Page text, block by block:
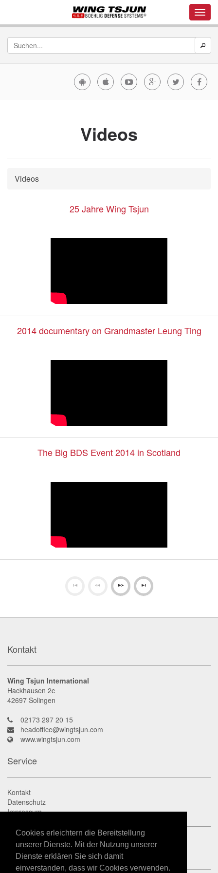
Cookies erleichtern die Bereitstellung
unserer Dienste. Mit der Nutzung unserer
Dienste erklären Sie sich damit
einverstanden, dass wir Cookies verwenden.
Videos
Videos
25 Jahre Wing Tsjun
2014 documentary on Grandmaster Leung Ting
The Big BDS Event 2014 in Scotland
Kontakt
Wing Tsjun International
Hackhausen 2c
42697 Solingen
02173 297 20 15
headoffice@wingtsjun.com
www.wingtsjun.com
Service
Kontakt
Datenschutz
Impressum